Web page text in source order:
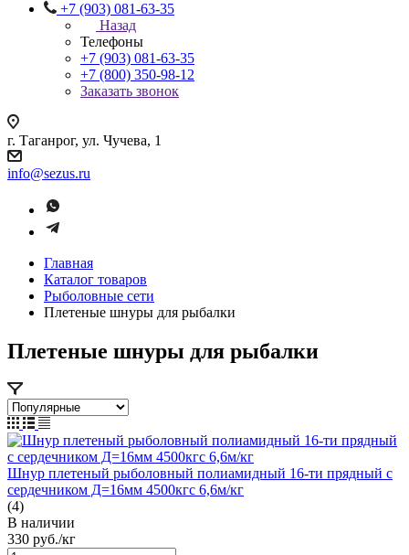
+7 (903) 081-63-35
Назад
Телефоны
+7 (903) 081-63-35
+7 (800) 350-98-12
Заказать звонок
г. Таганрог, ул. Чучева, 1
info@sezus.ru
Главная
Каталог товаров
Рыболовные сети
Плетеные шнуры для рыбалки
Плетеные шнуры для рыбалки
Шнур плетеный рыболовный полиамидный 16-ти прядный с
сердечником Д=16мм 4500кгс 6,6м/кг
(4)
В наличии
330 руб./кг